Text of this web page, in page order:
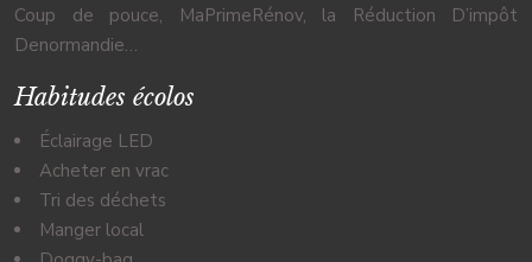
Coup de pouce, MaPrimeRénov, la Réduction D’impôt
Denormandie…
Habitudes écolos
Éclairage LED
Acheter en vrac
Tri des déchets
Manger local